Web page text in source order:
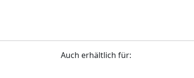
Auch erhältlich für: